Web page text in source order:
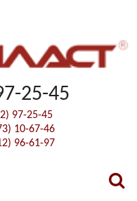
25-45
97-25-45
10-67-46
96-61-97